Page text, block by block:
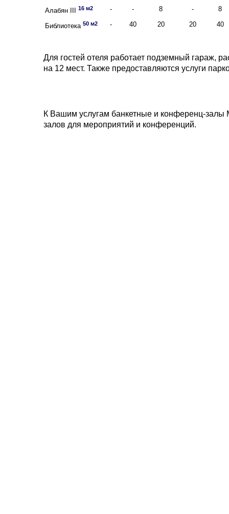
Алабян III 16 м2 - - 8 - 8
Библиотека 50 м2 - 40 20 20 40
Для гостей отеля работает подземный гараж,
на 12 мест. Также предоставляются услуги
К Вашим услугам банкетные и конференц-залы
залов для мероприятий и конференций.